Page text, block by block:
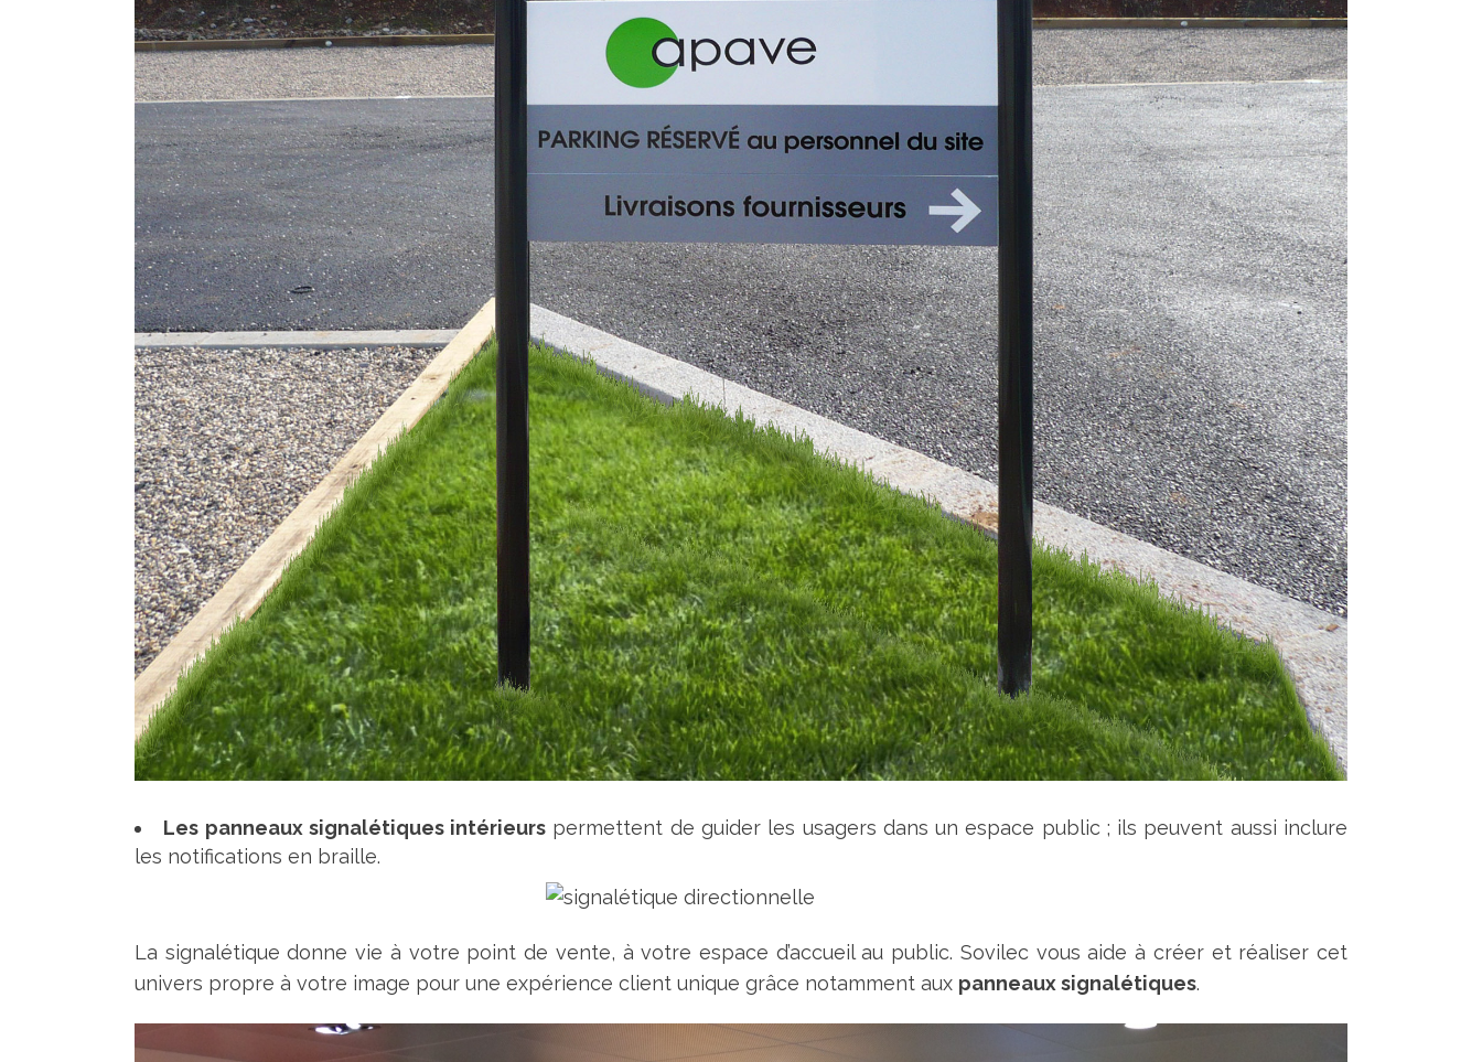
Les panneaux signalétiques intérieurs permettent de guider les usagers dans un espace public ; ils peuvent aussi inclure
les notifications en braille.
La signalétique donne vie à votre point de vente, à votre espace d’accueil au public. Sovilec vous aide à créer et réaliser cet
univers propre à votre image pour une expérience client unique grâce notamment aux panneaux signalétiques.